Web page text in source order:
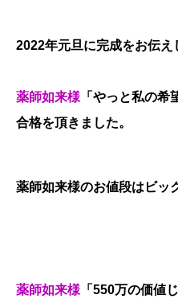
2022年元旦に完成をお伝え
薬師如来様 「やっと私の希
合格を頂きました。
薬師如来様のお値段はビッ
薬師如来様 「550万の価値